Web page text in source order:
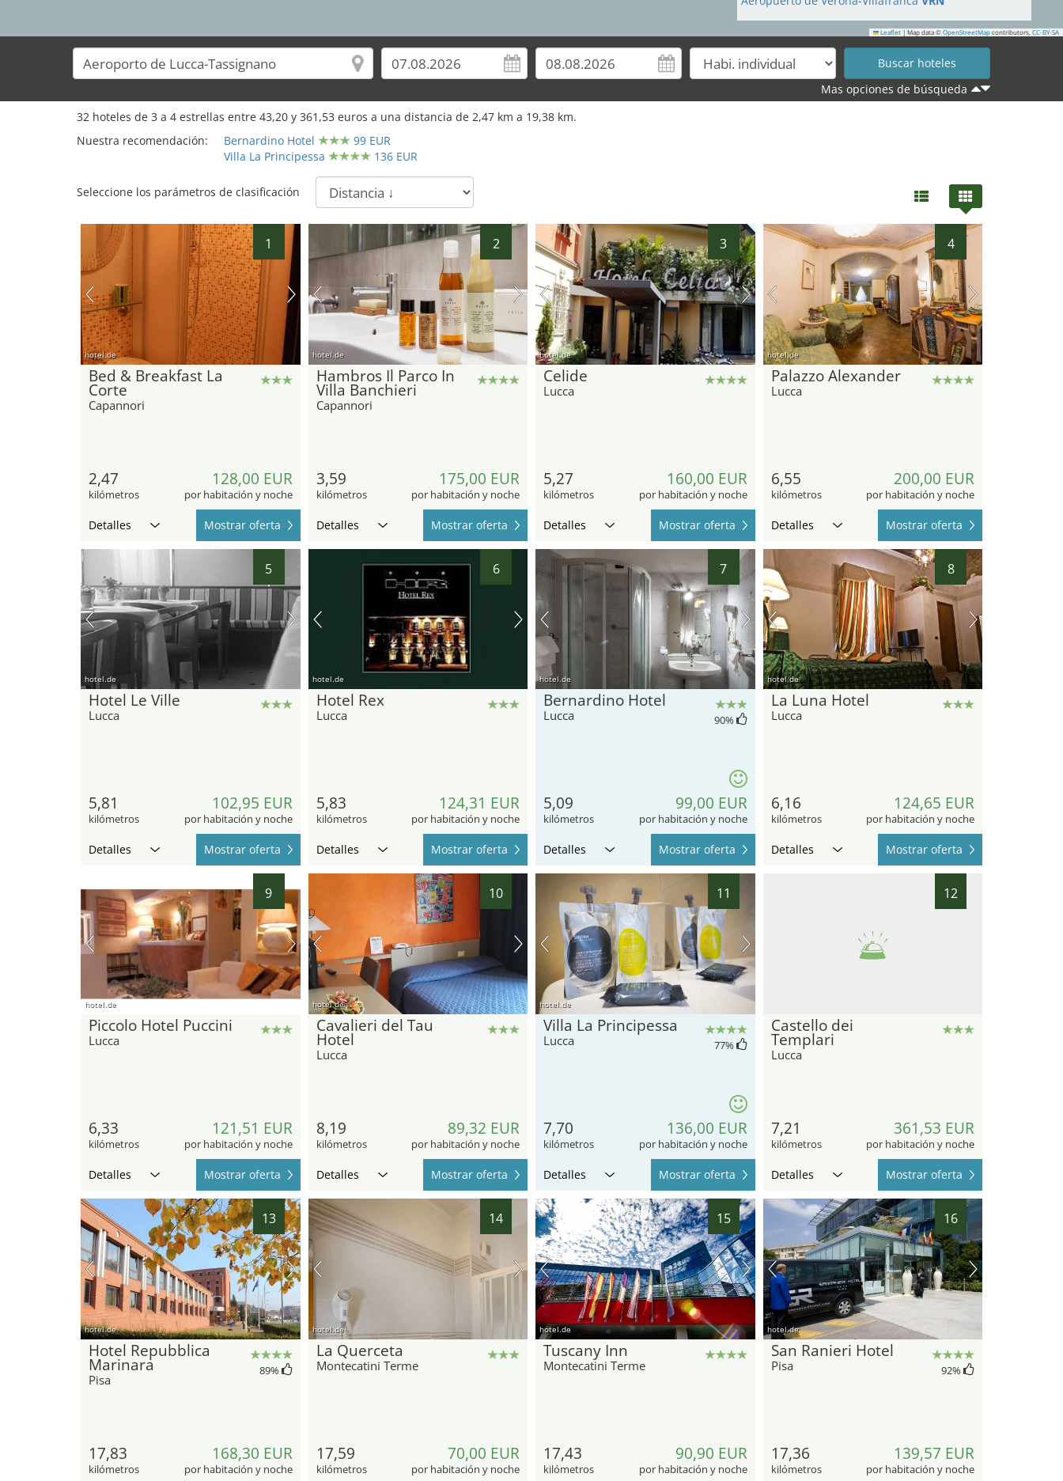
16
27
28
29
31
Leaflet | Map data © OpenStreetMap contributors, CC-BY-SA
Mas opciones de búsqueda
32 hoteles de 3 a 4 estrellas entre 43,20 y 361,53 euros a una distancia de 2,47 km a 19,38 km.
Nuestra recomendación:
Bernardino Hotel
99 EUR
Villa La Principessa
136 EUR
Seleccione los parámetros de clasificación
1
hotel.de
Bed & Breakfast La
Corte
Capannori
2,47
kilómetros
128,00 EUR
por habitación y noche
Detalles Mostrar oferta
2
hotel.de
Hambros Il Parco In
Villa Banchieri
Capannori
3,59
kilómetros
175,00 EUR
por habitación y noche
Detalles Mostrar oferta
3
hotel.de
Celide
Lucca
5,27
kilómetros
160,00 EUR
por habitación y noche
Detalles Mostrar oferta
4
hotel.de
Palazzo Alexander
Lucca
6,55
kilómetros
200,00 EUR
por habitación y noche
Detalles Mostrar oferta
5
hotel.de
Hotel Le Ville
Lucca
5,81
kilómetros
102,95 EUR
por habitación y noche
Detalles Mostrar oferta
6
hotel.de
Hotel Rex
Lucca
5,83
kilómetros
124,31 EUR
por habitación y noche
Detalles Mostrar oferta
7
hotel.de
Bernardino Hotel
Lucca 90%
5,09
kilómetros
99,00 EUR
por habitación y noche
Detalles Mostrar oferta
8
hotel.de
La Luna Hotel
Lucca
6,16
kilómetros
124,65 EUR
por habitación y noche
Detalles Mostrar oferta
9
hotel.de
Piccolo Hotel Puccini
Lucca
6,33
kilómetros
121,51 EUR
por habitación y noche
Detalles Mostrar oferta
10
hotel.de
Cavalieri del Tau
Hotel
Lucca
8,19
kilómetros
89,32 EUR
por habitación y noche
Detalles Mostrar oferta
11
hotel.de
Villa La Principessa
Lucca 77%
7,70
kilómetros
136,00 EUR
por habitación y noche
Detalles Mostrar oferta
12
Castello dei
Templari
Lucca
7,21
kilómetros
361,53 EUR
por habitación y noche
Detalles Mostrar oferta
13
hotel.de
Hotel Repubblica
Marinara
Pisa
89%
17,83
kilómetros
168,30 EUR
por habitación y noche
14
hotel.de
La Querceta
Montecatini Terme
17,59
kilómetros
70,00 EUR
por habitación y noche
15
hotel.de
Tuscany Inn
Montecatini Terme
17,43
kilómetros
90,90 EUR
por habitación y noche
16
hotel.de
San Ranieri Hotel
Pisa 92%
17,36
kilómetros
139,57 EUR
por habitación y noche